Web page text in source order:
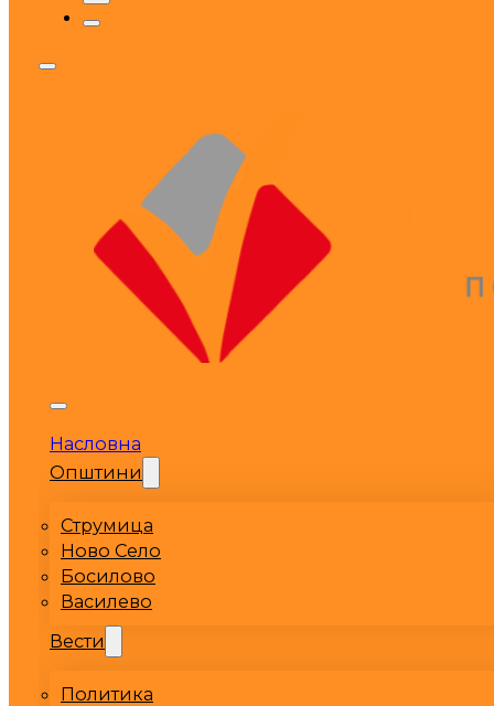
Насловна
Општини
Струмица
Ново Село
Босилово
Василево
Вести
Политика